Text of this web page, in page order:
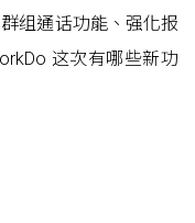
组通话功能、强化报
这次有哪些新功